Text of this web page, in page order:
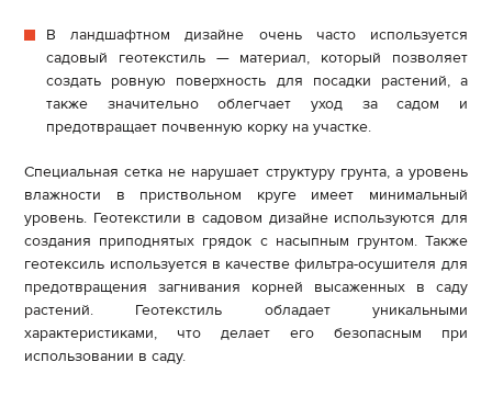
В ландшафтном дизайне очень часто используется
садовый геотекстиль — материал, который позволяет
создать ровную поверхность для посадки растений, а
также значительно облегчает уход за садом и
предотвращает почвенную корку на участке.
Специальная сетка не нарушает структуру грунта, а уровень
влажности в приствольном круге имеет минимальный
уровень. Геотекстили в садовом дизайне используются для
создания приподнятых грядок с насыпным грунтом. Также
геотексиль используется в качестве фильтра-осушителя для
предотвращения загнивания корней высаженных в саду
растений. Геотекстиль обладает уникальными
характеристиками, что делает его безопасным при
использовании в саду.